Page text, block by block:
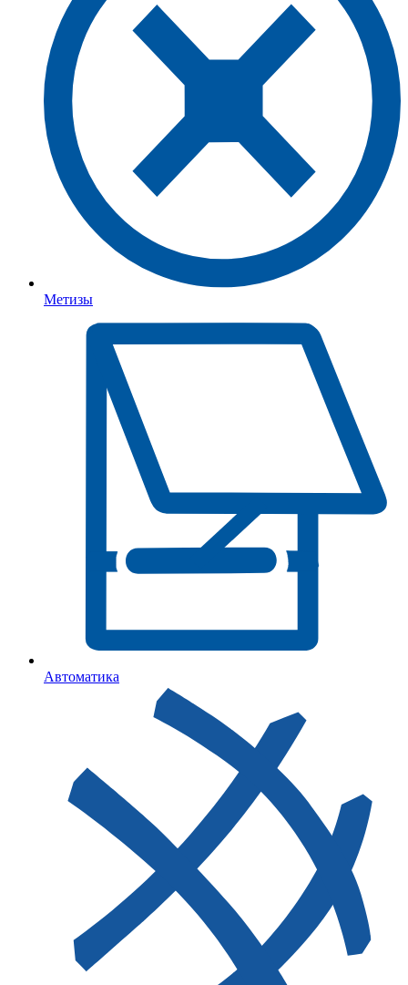
Метизы
Автоматика